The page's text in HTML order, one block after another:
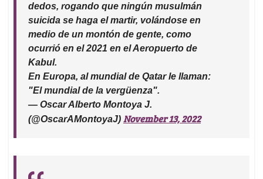
dedos, rogando que ningún musulmán
suicida se haga el martir, volándose en
medio de un montón de gente, como
ocurrió en el 2021 en el Aeropuerto de
Kabul.
En Europa, al mundial de Qatar le llaman:
"El mundial de la vergüenza".
— Oscar Alberto Montoya J.
(@OscarAMontoyaJ) November 13, 2022